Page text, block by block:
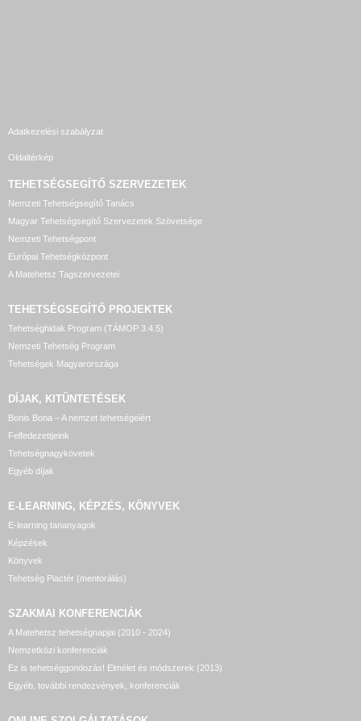
Adatkezelési szabályzat
Oldaltérkép
TEHETSÉGSEGÍTŐ SZERVEZETEK
Nemzeti Tehetségsegítő Tanács
Magyar Tehetségsegítő Szervezetek Szövetsége
Nemzeti Tehetségpont
Európai Tehetségközpont
A Matehetsz Tagszervezetei
TEHETSÉGSEGÍTŐ PROJEKTEK
Tehetséghidak Program (TÁMOP 3.4.5)
Nemzeti Tehetség Program
Tehetségek Magyarországa
DÍJAK, KITÜNTETÉSEK
Bonis Bona – A nemzet tehetségeiért
Felfedezettjeink
Tehetségnagykövetek
Egyéb díjak
E-LEARNING, KÉPZÉS, KÖNYVEK
E-learning tananyagok
Képzések
Könyvek
Tehetség Piactér (mentorálás)
SZAKMAI KONFERENCIÁK
A Matehetsz tehetségnapjai (2010 - 2024)
Nemzetközi konferenciák
Ez is tehetséggondozás! Elmélet és módszerek (2013)
Egyéb, további rendezvények, konferenciák